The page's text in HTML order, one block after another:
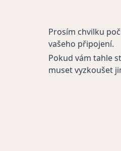
Prosím chvilku
vašeho připojení.
Pokud vám tahle
muset vyzkoušet